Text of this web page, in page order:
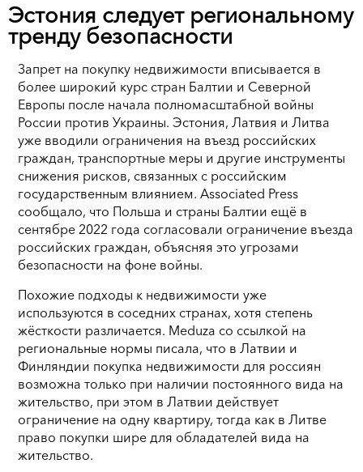
Эстония следует региональному
тренду безопасности
Запрет на покупку недвижимости вписывается в
более широкий курс стран Балтии и Северной
Европы после начала полномасштабной войны
России против Украины. Эстония, Латвия и Литва
уже вводили ограничения на въезд российских
граждан, транспортные меры и другие инструменты
снижения рисков, связанных с российским
государственным влиянием. Associated Press
сообщало, что Польша и страны Балтии ещё в
сентябре 2022 года согласовали ограничение въезда
российских граждан, объясняя это угрозами
безопасности на фоне войны.
Похожие подходы к недвижимости уже
используются в соседних странах, хотя степень
жёсткости различается. Meduza со ссылкой на
региональные нормы писала, что в Латвии и
Финляндии покупка недвижимости для россиян
возможна только при наличии постоянного вида на
жительство, при этом в Латвии действует
ограничение на одну квартиру, тогда как в Литве
право покупки шире для обладателей вида на
жительство.